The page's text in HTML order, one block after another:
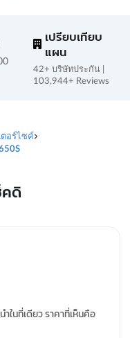
เปรียบเทียบ
แผน
42+ บริษัทประกัน |
103,944+ Reviews
อร์ไซค์
ดิ
ในที่เดียว ราคาที่เห็นคือ